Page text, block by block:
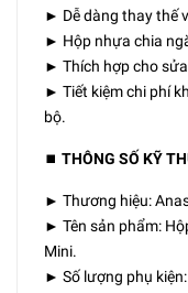
► Dễ dàng thay thế
► Hộp nhựa chia
► Thích hợp cho
► Tiết kiệm chi phí
bộ.
⏹️ THÔNG SỐ KỸ
► Thương hiệu:
► Tên sản phẩm:
Mini.
► Số lượng phụ